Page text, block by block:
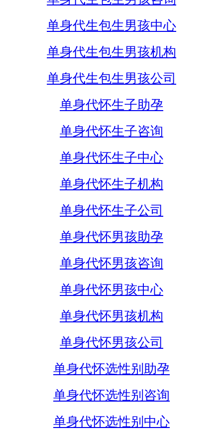
单身代生包生男孩中心
单身代生包生男孩机构
单身代生包生男孩公司
单身代怀生子助孕
单身代怀生子咨询
单身代怀生子中心
单身代怀生子机构
单身代怀生子公司
单身代怀男孩助孕
单身代怀男孩咨询
单身代怀男孩中心
单身代怀男孩机构
单身代怀男孩公司
单身代怀选性别助孕
单身代怀选性别咨询
单身代怀选性别中心